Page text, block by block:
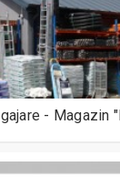
- Magazin